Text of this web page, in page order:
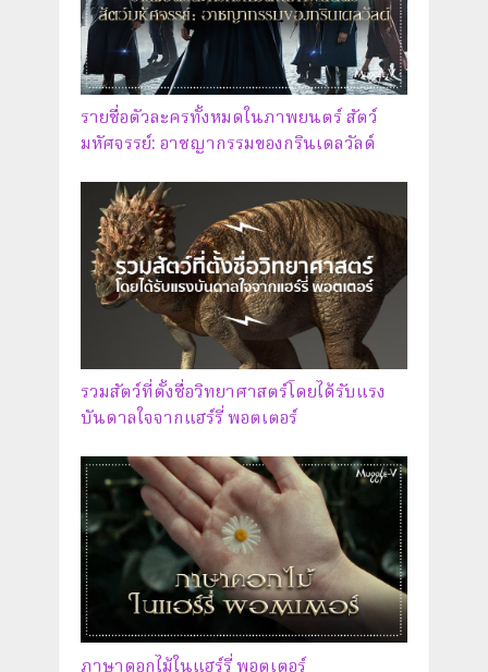
รายชื่อตัวละครทั้งหมดในภาพยนตร์ สัตว์
มหัศจรรย์: อาชญากรรมของกรินเดลวัลด์
รวมสัตว์ที่ตั้งชื่อวิทยาศาสตร์โดยได้รับแรง
บันดาลใจจากแฮร์รี่ พอตเตอร์